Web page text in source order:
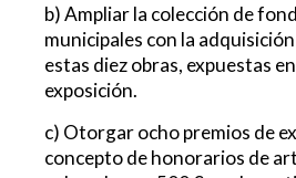
b) Ampliar la colección de
municipales con la
estas diez obras, expuestas
exposición.
c) Otorgar ocho premios de
concepto de honorarios de